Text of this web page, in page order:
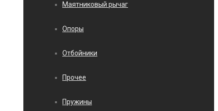
Маятниковый рычаг
Опоры
Отбойники
Прочее
Пружины